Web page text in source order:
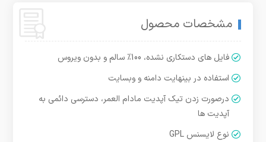
مشخصات محصول
فایل های دستکاری نشده، 100% سالم و بدون ویروس
استفاده در بینهایت دامنه و وبسایت
درصورت زدن تیک آپدیت مادام العمر، دسترسی دائمی به
آپدیت ها
نوع لایسنس GPL